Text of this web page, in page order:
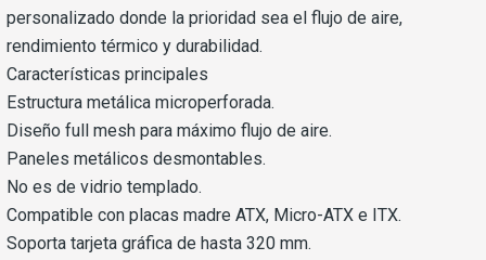
personalizado donde la prioridad sea el flujo de aire,
rendimiento térmico y durabilidad.
Características principales
Estructura metálica microperforada.
Diseño full mesh para máximo flujo de aire.
Paneles metálicos desmontables.
No es de vidrio templado.
Compatible con placas madre ATX, Micro-ATX e ITX.
Soporta tarjeta gráfica de hasta 320 mm.